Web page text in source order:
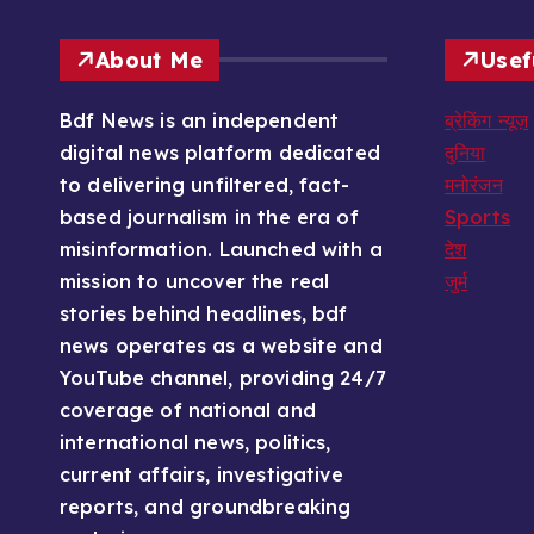
About Me
Bdf News is an independent
digital news platform dedicated
to delivering unfiltered, fact-
based journalism in the era of
misinformation. Launched with a
mission to uncover the real
stories behind headlines, bdf
news operates as a website and
YouTube channel, providing 24/7
coverage of national and
international news, politics,
current affairs, investigative
reports, and groundbreaking
ब्रेकिंग न्यूज़
दुनिया
मनोरंजन
Sports
देश
जुर्म